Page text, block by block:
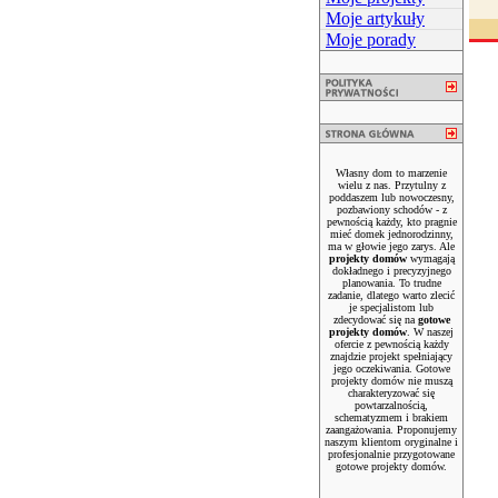
Moje artykuły
Moje porady
Własny dom to marzenie
wielu z nas. Przytulny z
poddaszem lub nowoczesny,
pozbawiony schodów - z
pewnością każdy, kto pragnie
mieć domek jednorodzinny,
ma w głowie jego zarys. Ale
projekty domówwymagają
dokładnego i precyzyjnego
planowania. To trudne
zadanie, dlatego warto zlecić
je specjalistom lub
zdecydować się na gotowe
projekty domów . W naszej
ofercie z pewnością każdy
znajdzie projekt spełniający
jego oczekiwania. Gotowe
projekty domów nie muszą
charakteryzować się
powtarzalnością,
schematyzmem i brakiem
zaangażowania. Proponujemy
naszym klientom oryginalne i
profesjonalnie przygotowane
gotowe projekty domów.